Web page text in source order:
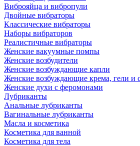
Виброяйца и вибропули
Двойные вибраторы
Классические вибраторы
Наборы вибраторов
Реалистичные вибраторы
Женские вакуумные помпы
Женские возбудители
Женские возбуждающие капли
Женские возбуждающие крема, гели и
Женские духи с феромонами
Лубриканты
Анальные лубриканты
Вагинальные лубриканты
Масла и косметика
Косметика для ванной
Косметика для тела